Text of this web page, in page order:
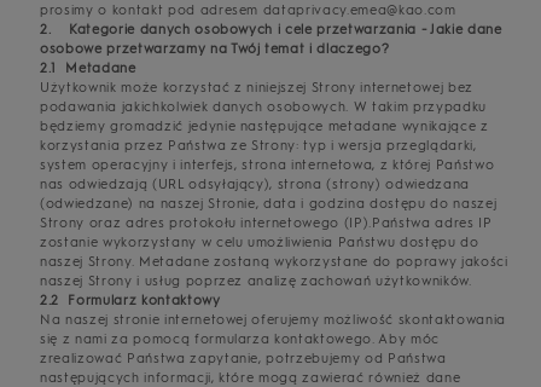
prosimy o kontakt pod adresem dataprivacy.emea@kao.com
2. Kategorie danych osobowych i cele przetwarzania - Jakie dane
osobowe przetwarzamy na Twój temat i dlaczego?
2.1 Metadane
Użytkownik może korzystać z niniejszej Strony internetowej bez
podawania jakichkolwiek danych osobowych. W takim przypadku
będziemy gromadzić jedynie następujące metadane wynikające z
korzystania przez Państwa ze Strony: typ i wersja przeglądarki,
system operacyjny i interfejs, strona internetowa, z której Państwo
nas odwiedzają (URL odsyłający), strona (strony) odwiedzana
(odwiedzane) na naszej Stronie, data i godzina dostępu do naszej
Strony oraz adres protokołu internetowego (IP).Państwa adres IP
zostanie wykorzystany w celu umożliwienia Państwu dostępu do
naszej Strony. Metadane zostaną wykorzystane do poprawy jakości
naszej Strony i usług poprzez analizę zachowań użytkowników.
2.2 Formularz kontaktowy
Na naszej stronie internetowej oferujemy możliwość skontaktowania
się z nami za pomocą formularza kontaktowego. Aby móc
zrealizować Państwa zapytanie, potrzebujemy od Państwa
następujących informacji, które mogą zawierać również dane